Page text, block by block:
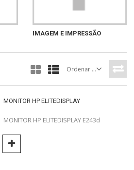
IMAGEM E IMPRESSÃO
Ordenar por
MONITOR HP ELITEDISPLAY
MONITOR HP ELITEDISPLAY E243d